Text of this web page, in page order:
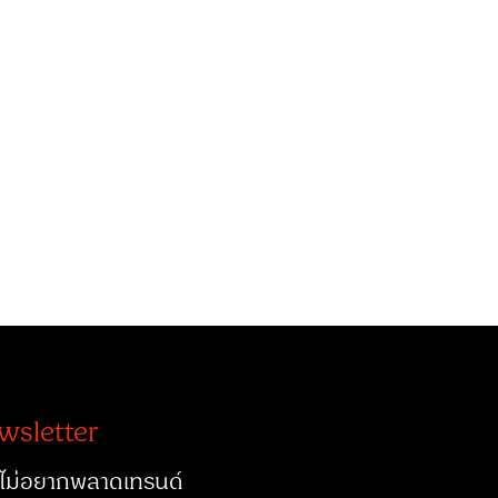
ม่อยากพลาดเทรนด์